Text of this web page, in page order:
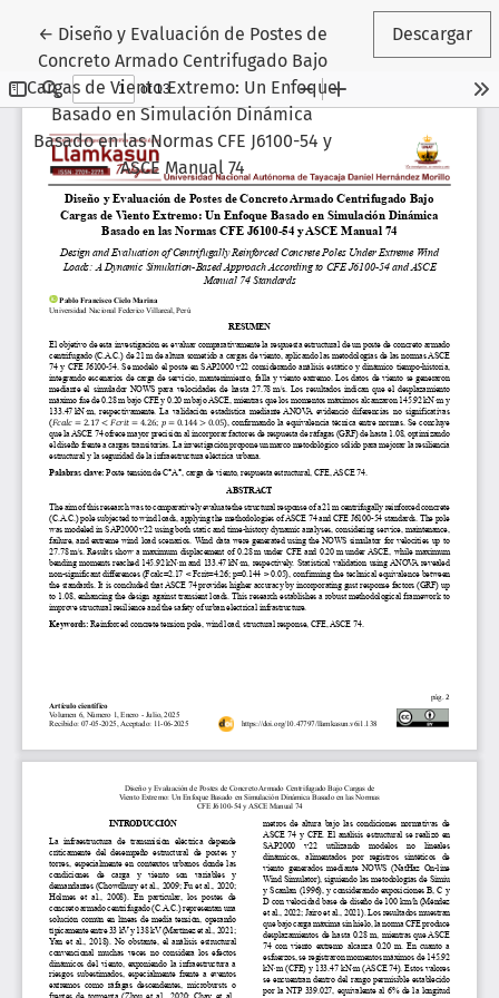
← Volver a los detalles del artículo
Diseño y Evaluación de Postes de
Concreto Armado Centrifugado Bajo
Cargas de Viento Extremo: Un Enfoque
Basado en Simulación Dinámica
Basado en las Normas CFE J6100-54 y
ASCE Manual 74
Descargar